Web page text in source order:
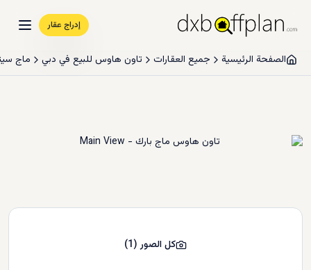
إدراج عقار
الصفحة الرئيسية جميع العقارات تاون هاوس للبيع في دبي ماج
كل الصور(
1
)